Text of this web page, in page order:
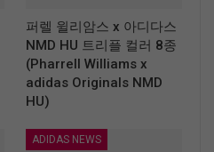
퍼렐 윌리암스 x 아디다스
NMD HU 트리플 컬러 8종
(Pharrell Williams x
adidas Originals NMD
HU)
ADIDAS NEWS